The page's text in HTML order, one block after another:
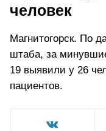
человек
Магнитогорск. По
штаба, за
19 выявили у 26
пациентов.